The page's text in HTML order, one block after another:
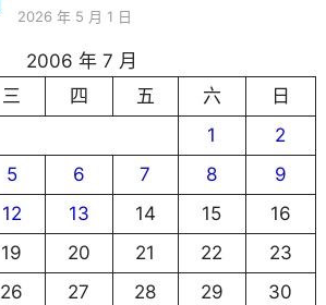
2026 年 5 月 1 日
2006 年 7 月
三 四 五 六
日
1
2
5 6 7 8
9
12 13 14 15
16
19 20 21 22
23
26 27 28 29
30